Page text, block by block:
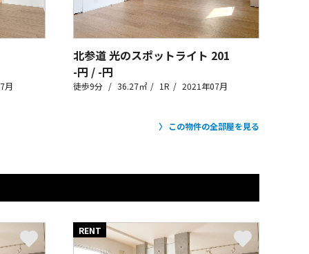
月
北参道 光のスポットライト 201
-円 / -円
徒歩9分 36.27㎡ 1R 2021年07月
この物件の全部屋を見る
RENT